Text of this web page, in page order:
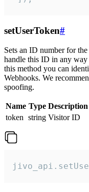
setUserToken#
Sets an ID number for
handle this ID in any
this method you can
Webhooks. We
spoofing.
Name Type Description
token string Visitor ID